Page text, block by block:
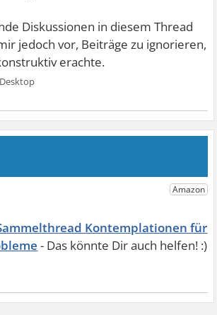
Diskussionen in diesem Thread
jedoch vor, Beiträge zu ignorieren,
erachte.
Kontemplationen für